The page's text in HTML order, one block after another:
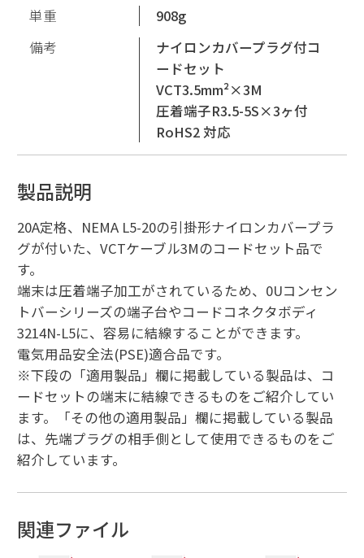
単重
908g
備考
ナイロンカバープラグ付コ
ードセット
VCT3.5mm²×3M
圧着端子R3.5-5S×3ヶ付
RoHS2 対応
製品説明
20A定格、NEMA L5-20の引掛形ナイロンカバープラ
グが付いた、VCTケーブル3Mのコードセット品で
す。
端末は圧着端子加工がされているため、0Uコンセン
トバーシリーズの端子台やコードコネクタボディ
3214N-L5に、容易に結線することができます。
電気用品安全法(PSE)適合品です。
※下段の「適用製品」欄に掲載している製品は、コ
ードセットの端末に結線できるものをご紹介してい
ます。「その他の適用製品」欄に掲載している製品
は、先端プラグの相手側として使用できるものをご
紹介しています。
関連ファイル